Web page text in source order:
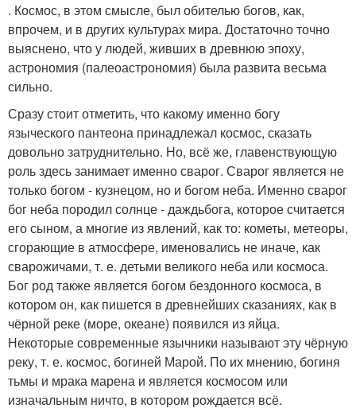
. Космос, в этом смысле, был обителью богов, как,
впрочем, и в других культурах мира. Достаточно точно
выяснено, что у людей, живших в древнюю эпоху,
астрономия (палеоастрономия) была развита весьма
сильно.
Сразу стоит отметить, что какому именно богу
языческого пантеона принадлежал космос, сказать
довольно затруднительно. Но, всё же, главенствующую
роль здесь занимает именно сварог. Сварог является не
только богом - кузнецом, но и богом неба. Именно сварог
бог неба породил солнце - даждьбога, которое считается
его сыном, а многие из явлений, как то: кометы, метеоры,
сгорающие в атмосфере, именовались не иначе, как
сварожичами, т. е. детьми великого неба или космоса.
Бог род также является богом бездонного космоса, в
котором он, как пишется в древнейших сказаниях, как в
чёрной реке (море, океане) появился из яйца.
Некоторые современные язычники называют эту чёрную
реку, т. е. космос, богиней Марой. По их мнению, богиня
тьмы и мрака марена и является космосом или
изначальным ничто, в котором рождается всё.